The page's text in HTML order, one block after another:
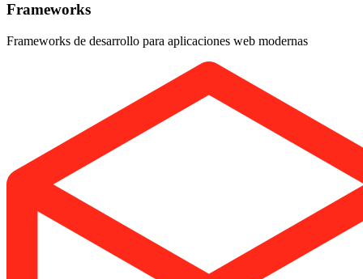
Frameworks
Frameworks de desarrollo para aplicaciones web modernas